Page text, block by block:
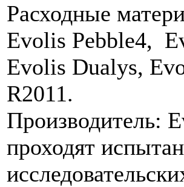
Расходные
Evolis Pebble4,
Evolis Dualys,
R2011.
Производитель:
проходят